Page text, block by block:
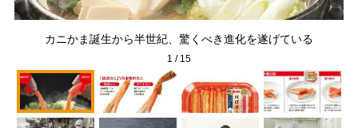
カニかま誕生から半世紀、驚くべき進化を遂げている
1 / 15